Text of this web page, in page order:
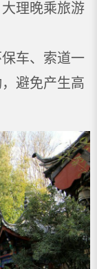
理晚乘旅游
车、索道一
避免产生高